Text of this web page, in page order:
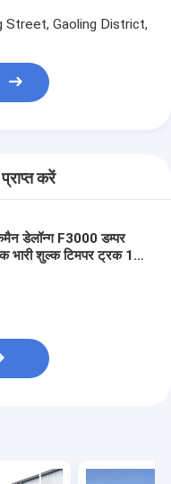
Street, Gaoling District,
करें
डेलॉन्ग F3000 डम्पर
भारी शुल्क टिमपर ट्रक 12